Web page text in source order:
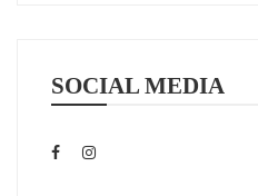
SOCIAL MEDIA